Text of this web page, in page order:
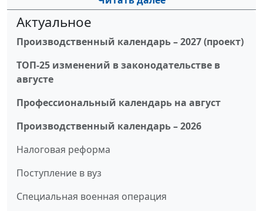
Актуальное
Производственный календарь – 2027 (проект)
ТОП-25 изменений в законодательстве в
августе
Профессиональный календарь на август
Производственный календарь – 2026
Налоговая реформа
Поступление в вуз
Специальная военная операция